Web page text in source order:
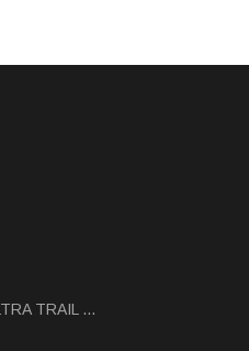
TRAIL …